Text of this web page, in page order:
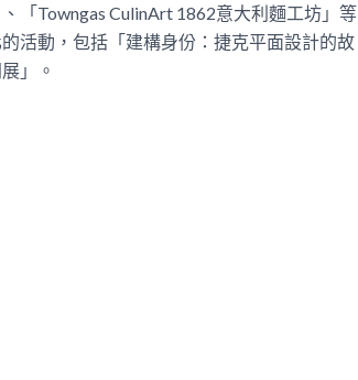
「Towngas CulinArt 1862意大利麵工坊」等
活動，包括「建構身份：捷克平面設計的故
」。